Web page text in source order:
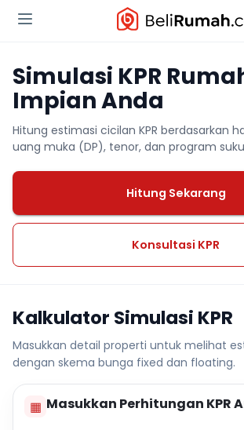
Simulasi KPR
Impian Anda
Hitung estimasi cicilan KPR berdasarkan
uang muka (DP), tenor, dan program
Hitung Sekarang
Konsultasi KPR
Kalkulator Simulasi KPR
Masukkan detail properti untuk melihat
dengan skema bunga fixed dan floating.
▦ Masukkan Perhitungan KPR